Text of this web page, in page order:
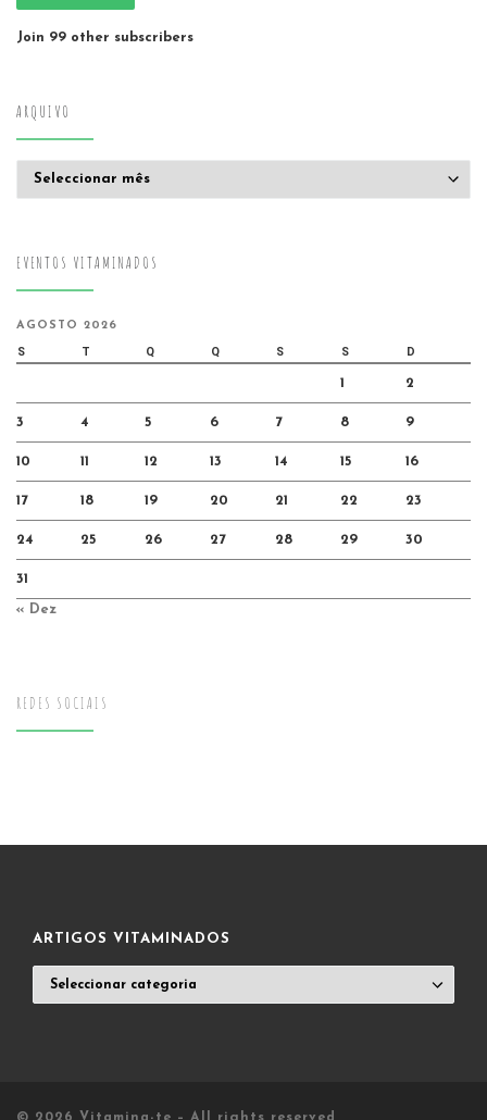
Join 99 other subscribers
ARQUIVO
EVENTOS VITAMINADOS
AGOSTO 2026
S T Q Q S S D
1 2
3 4 5 6 7 8 9
10 11 12 13 14 15 16
17 18 19 20 21 22 23
24 25 26 27 28 29 30
31
« Dez
REDES SOCIAIS
ARTIGOS VITAMINADOS
VITAMINADOS